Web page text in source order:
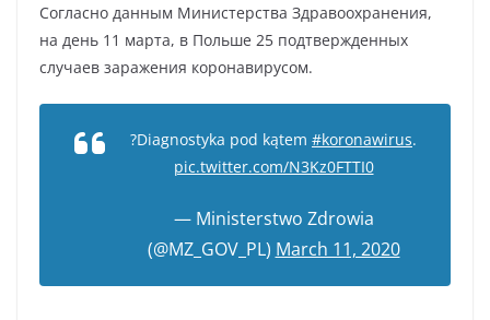
Согласно данным Министерства Здравоохранения,
на день 11 марта, в Польше 25 подтвержденных
случаев заражения коронавирусом.
?Diagnostyka pod kątem #koronawirus.
pic.twitter.com/N3Kz0FTTI0
— Ministerstwo Zdrowia
(@MZ_GOV_PL) March 11, 2020